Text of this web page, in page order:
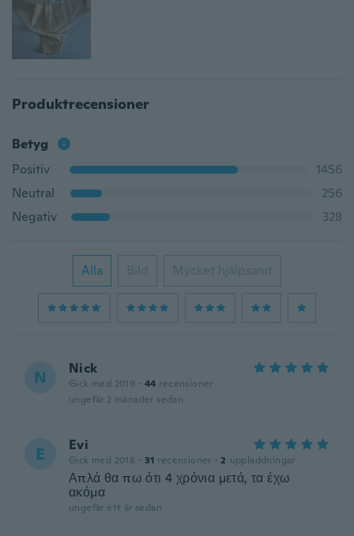
Produktrecensioner
Betyg
Positiv
1456
Neutral
256
Negativ
328
Alla Bild Mycket hjälpsamt
N Nick
Gick med 2019 · 44 recensioner
ungefär 2 månader sedan
E Evi
Gick med 2018 · 31 recensioner · 2 uppladdningar
Απλά θα πω ότι 4 χρόνια μετά, τα έχω
ακόμα
ungefär ett år sedan